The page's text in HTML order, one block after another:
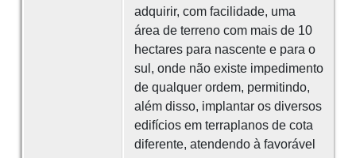
adquirir, com facilidade, uma
área de terreno com mais de 10
hectares para nascente e para o
sul, onde não existe impedimento
de qualquer ordem, permitindo,
além disso, implantar os diversos
edifícios em terraplanos de cota
diferente, atendendo à favorável